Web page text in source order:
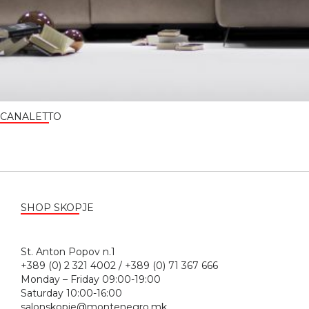
CANALETTO
SHOP SKOPJE
St. Anton Popov n.1
+389 (0) 2 321 4002 / +389 (0) 71 367 666
Monday – Friday 09:00-19:00
Saturday 10:00-16:00